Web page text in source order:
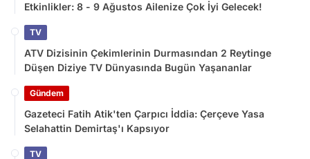
Etkinlikler: 8 - 9 Ağustos Ailenize Çok İyi Gelecek!
TV
ATV Dizisinin Çekimlerinin Durmasından 2 Reytinge
Düşen Diziye TV Dünyasında Bugün Yaşananlar
Gündem
Gazeteci Fatih Atik'ten Çarpıcı İddia: Çerçeve Yasa
Selahattin Demirtaş'ı Kapsıyor
TV